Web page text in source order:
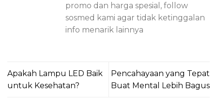
promo dan harga spesial, follow
sosmed kami agar tidak ketinggalan
info menarik lainnya
Apakah Lampu LED Baik
untuk Kesehatan?
Pencahayaan yang Tepat
Buat Mental Lebih Bagus